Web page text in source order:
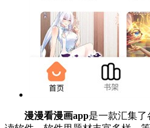
漫漫看漫画app是一款汇集了